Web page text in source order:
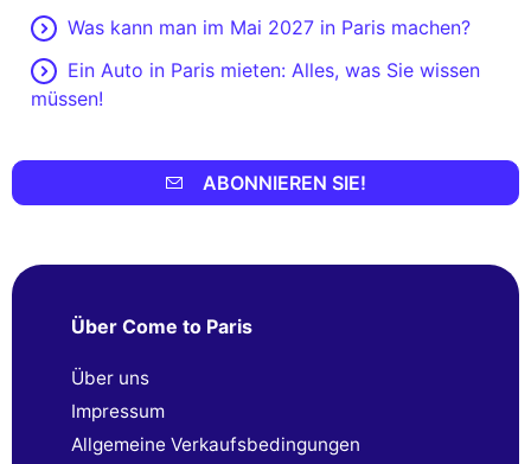
Was kann man im Mai 2027 in Paris machen?
Ein Auto in Paris mieten: Alles, was Sie wissen
müssen!
ABONNIEREN SIE!
Über Come to Paris
Über uns
Impressum
Allgemeine Verkaufsbedingungen